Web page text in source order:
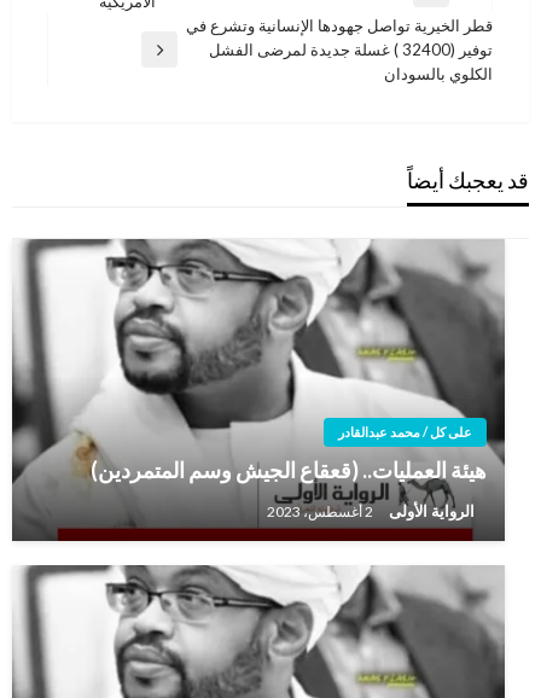
المقالات
السابقة
المقالة
التالية
قطر الخيرية تواصل جهودها الإنسانية وتشرع في
توفير (32400 ) غسلة جديدة لمرضى الفشل
الكلوي بالسودان
قد يعجبك أيضاً
على كل / محمد عبدالقادر
هيئة العمليات.. (قعقاع الجيش وسم المتمردين)
الرواية الأولى 2 أغسطس، 2023